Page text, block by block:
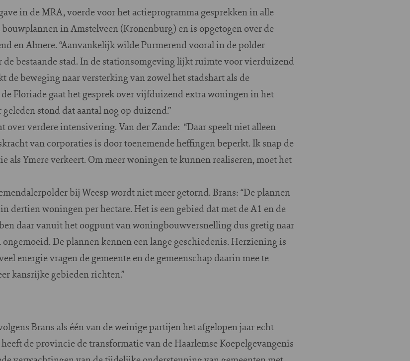
in de MRA, voerde voor het actieprogramma gesprekken in alle
in Amstelveen (Kronenburg) en is opgetogen over de
en Almere. “Aanvankelijk wilde Purmerend vooral in de polder
de bestaande stad. In de stationsomgeving lijkt ruimte voor vierduizend
beweging naar versterking van zowel het stadshart als de
Floriade gaat het gesprek over vijfduizend extra woningen in het
stond dat aantal nog op duizend.”
over verdere intensivering. Van der Zande: “Daar speelt niet alleen
van corporaties is door toenemende heffingen beperkt. Ik snap de
als Ymere verkeert. Om meer woningen te kunnen realiseren, moet het
bij Weesp wordt niet meer getornd. Brans: “De plannen
dertien woningen per hectare. Het is een gebied dat met de A1 en de
daar vanuit het oogpunt van woningbouwversnelling dus gretig naar
De plannen kennen een lange geschiedenis. Herziening is
energie vragen de gemeente en de gemeenschap daarin mee te
kansrijke gebieden richten.”
Brans als één van de weinige partijen het afgelopen jaar echt
de provincie de transformatie van de Haarlemse Koepelgevangenis